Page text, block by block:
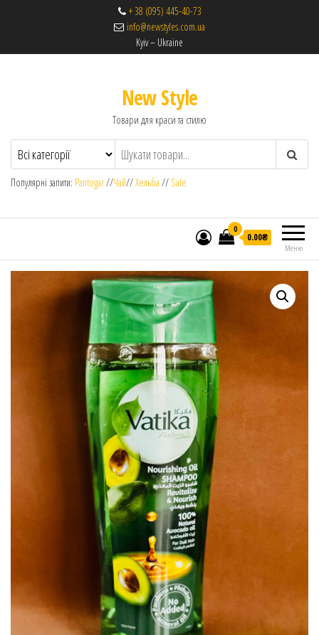
+ 38 (095) 445-40-73
info@newstyles.com.ua
Kyiv – Ukraine
New Style
Товари для краси та стилю
Популярні запити: Pantogar//Чай//Хельба // Sale
Меню
0
0.00₴